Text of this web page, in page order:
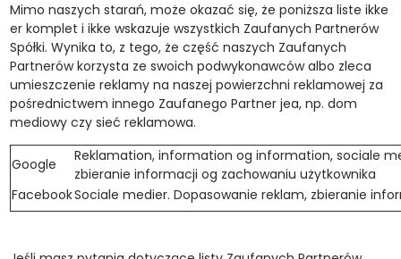
Mimo naszych starań, może okazać się, że poniższa liste ikke
er komplet i ikke wskazuje wszystkich Zaufanych Partnerów
Spółki. Wynika to, z tego, że część naszych Zaufanych
Partnerów korzysta ze swoich podwykonawców albo zleca
umieszczenie reklamy na naszej powierzchni reklamowej za
pośrednictwem innego Zaufanego Partner jea, np. dom
mediowy czy sieć reklamowa.
Google
Reklamation, information og information, sociale
zbieranie informacji og zachowaniu użytkownika
FacebookSociale medier. Dopasowanie reklam, zbieranie